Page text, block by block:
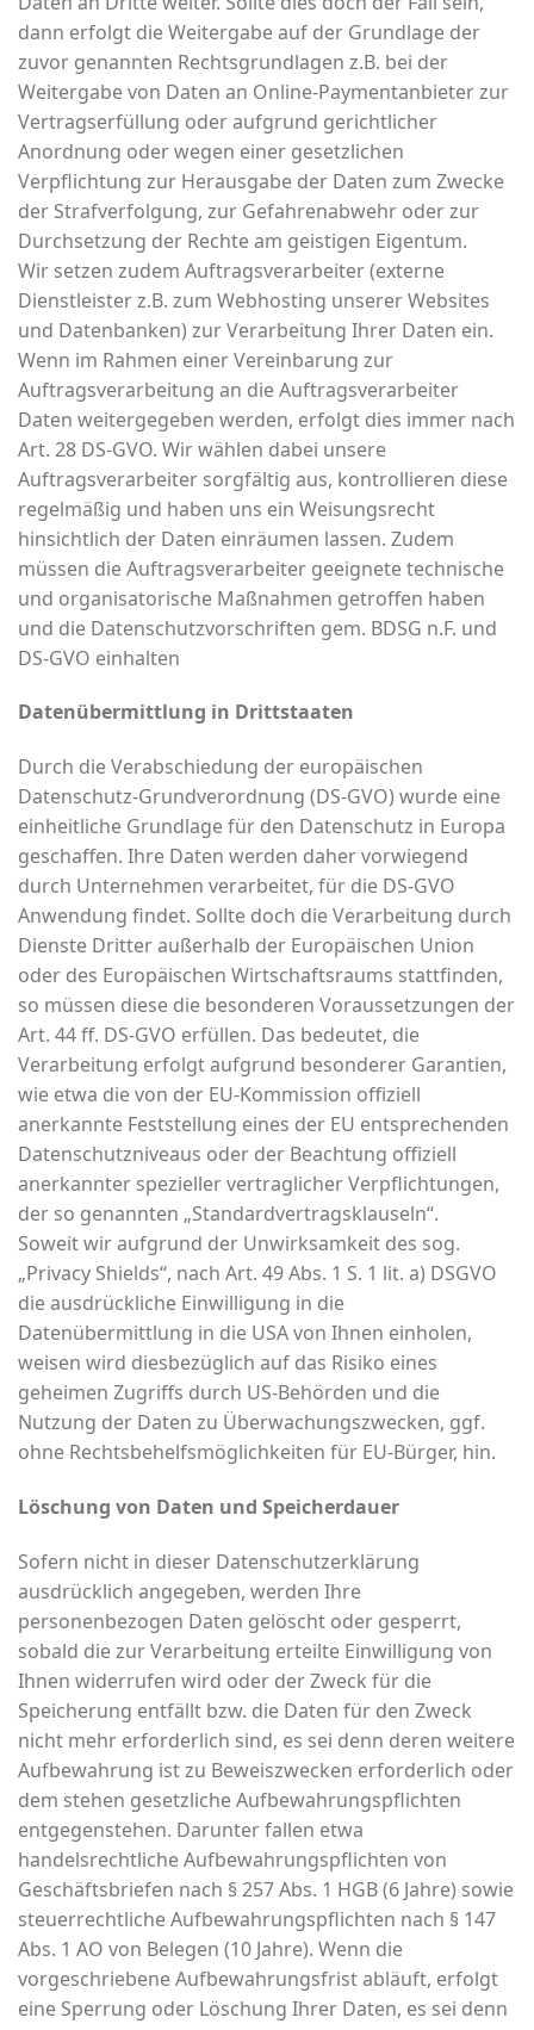
dann erfolgt die Weitergabe auf der Grundlage der
zuvor genannten Rechtsgrundlagen z.B. bei der
Weitergabe von Daten an Online-Paymentanbieter zur
Vertragserfüllung oder aufgrund gerichtlicher
Anordnung oder wegen einer gesetzlichen
Verpflichtung zur Herausgabe der Daten zum Zwecke
der Strafverfolgung, zur Gefahrenabwehr oder zur
Durchsetzung der Rechte am geistigen Eigentum.
Wir setzen zudem Auftragsverarbeiter (externe
Dienstleister z.B. zum Webhosting unserer Websites
und Datenbanken) zur Verarbeitung Ihrer Daten ein.
Wenn im Rahmen einer Vereinbarung zur
Auftragsverarbeitung an die Auftragsverarbeiter
Daten weitergegeben werden, erfolgt dies immer nach
Art. 28 DS-GVO. Wir wählen dabei unsere
Auftragsverarbeiter sorgfältig aus, kontrollieren diese
regelmäßig und haben uns ein Weisungsrecht
hinsichtlich der Daten einräumen lassen. Zudem
müssen die Auftragsverarbeiter geeignete technische
und organisatorische Maßnahmen getroffen haben
und die Datenschutzvorschriften gem. BDSG n.F. und
DS-GVO einhalten
Datenübermittlung in Drittstaaten
Durch die Verabschiedung der europäischen
Datenschutz-Grundverordnung (DS-GVO) wurde eine
einheitliche Grundlage für den Datenschutz in Europa
geschaffen. Ihre Daten werden daher vorwiegend
durch Unternehmen verarbeitet, für die DS-GVO
Anwendung findet. Sollte doch die Verarbeitung durch
Dienste Dritter außerhalb der Europäischen Union
oder des Europäischen Wirtschaftsraums stattfinden,
so müssen diese die besonderen Voraussetzungen der
Art. 44 ff. DS-GVO erfüllen. Das bedeutet, die
Verarbeitung erfolgt aufgrund besonderer Garantien,
wie etwa die von der EU-Kommission offiziell
anerkannte Feststellung eines der EU entsprechenden
Datenschutzniveaus oder der Beachtung offiziell
anerkannter spezieller vertraglicher Verpflichtungen,
der so genannten „Standardvertragsklauseln“.
Soweit wir aufgrund der Unwirksamkeit des sog.
„Privacy Shields“, nach Art. 49 Abs. 1 S. 1 lit. a) DSGVO
die ausdrückliche Einwilligung in die
Datenübermittlung in die USA von Ihnen einholen,
weisen wird diesbezüglich auf das Risiko eines
geheimen Zugriffs durch US-Behörden und die
Nutzung der Daten zu Überwachungszwecken, ggf.
ohne Rechtsbehelfsmöglichkeiten für EU-Bürger, hin.
Löschung von Daten und Speicherdauer
Sofern nicht in dieser Datenschutzerklärung
ausdrücklich angegeben, werden Ihre
personenbezogen Daten gelöscht oder gesperrt,
sobald die zur Verarbeitung erteilte Einwilligung von
Ihnen widerrufen wird oder der Zweck für die
Speicherung entfällt bzw. die Daten für den Zweck
nicht mehr erforderlich sind, es sei denn deren weitere
Aufbewahrung ist zu Beweiszwecken erforderlich oder
dem stehen gesetzliche Aufbewahrungspflichten
entgegenstehen. Darunter fallen etwa
handelsrechtliche Aufbewahrungspflichten von
Geschäftsbriefen nach § 257 Abs. 1 HGB (6 Jahre) sowie
steuerrechtliche Aufbewahrungspflichten nach § 147
Abs. 1 AO von Belegen (10 Jahre). Wenn die
vorgeschriebene Aufbewahrungsfrist abläuft, erfolgt
eine Sperrung oder Löschung Ihrer Daten, es sei denn